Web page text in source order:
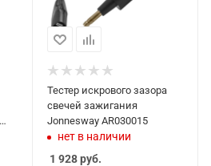
Тестер искрового зазора
свечей зажигания
Jonnesway AR030015
нет в наличии
1 928руб.